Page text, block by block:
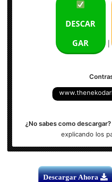
DESCAR
GAR
¿No sabes como descargar?
explicando los
Descargar Ahora